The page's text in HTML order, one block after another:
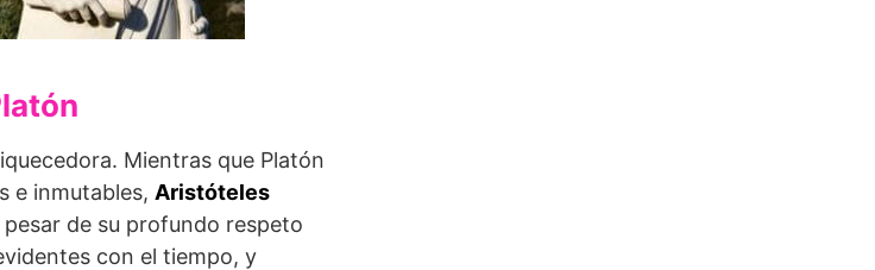
Mientras que Platón
e inmutables, Aristóteles
pesar de su profundo respeto
con el tiempo, y